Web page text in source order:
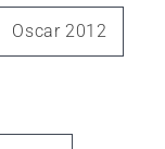
Oscar 2012